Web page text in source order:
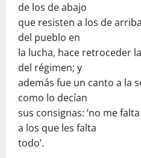
de los de abajo
que resisten a los de
del pueblo en
la lucha, hace retroceder
del régimen; y
además fue un canto a la
como lo decían
sus consignas: ‘no me
a los que les falta
todo’.